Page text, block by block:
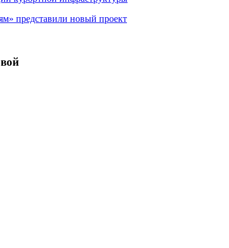
представили новый проект